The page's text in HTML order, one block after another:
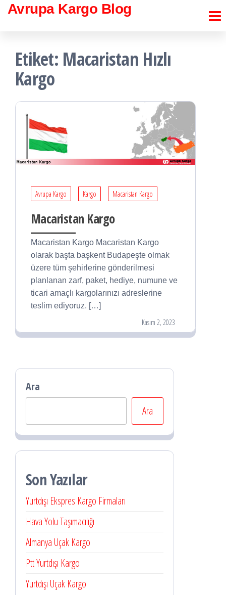
İçeriğe
Avrupa Kargo Blog
Etiket: Macaristan Hızlı
Kargo
Avrupa Kargo Kargo Macaristan Kargo
Macaristan Kargo
Macaristan Kargo Macaristan Kargo
olarak başta başkent Budapeşte olmak
üzere tüm şehirlerine gönderilmesi
planlanan zarf, paket, hediye, numune ve
ticari amaçlı kargolarınızı adreslerine
teslim ediyoruz. […]
Kasım 2, 2023
Ara
Ara
Son Yazılar
Yurtdışı Ekspres Kargo Firmaları
Hava Yolu Taşımacılığı
Almanya Uçak Kargo
Ptt Yurtdışı Kargo
Yurtdışı Uçak Kargo